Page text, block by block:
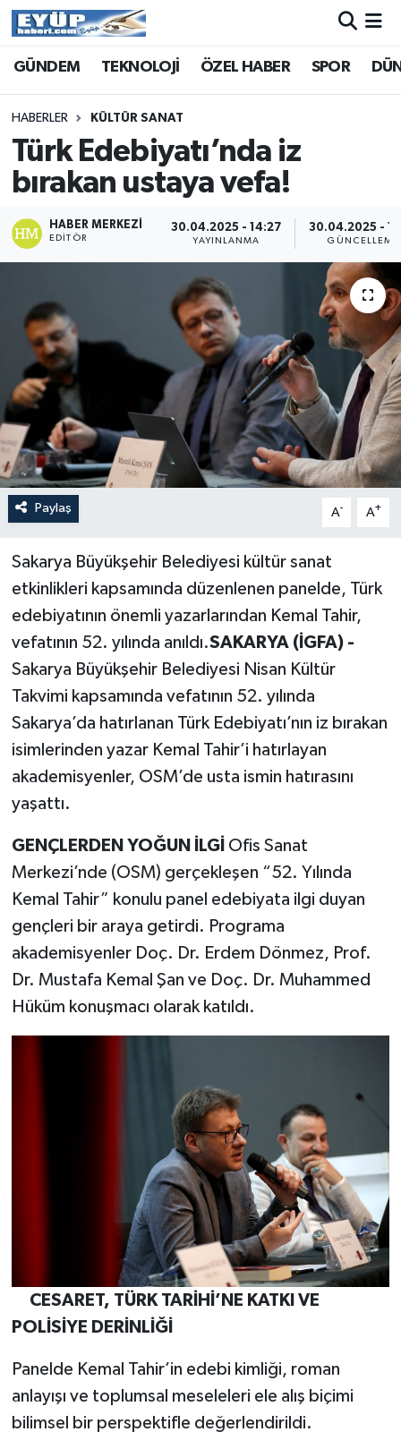
GÜNDEM TEKNOLOJİ ÖZEL HABER SPOR
HABERLER KÜLTÜR SANAT
Türk Edebiyatı’nda iz
bırakan ustaya vefa!
HABER MERKEZI
EDITÖR
30.04.2025 - 14:27
YAYINLANMA
30.04.2025 -
GÜNCELLEME
Paylaş A- A+
Sakarya Büyükşehir Belediyesi kültür sanat
etkinlikleri kapsamında düzenlenen panelde, Türk
edebiyatının önemli yazarlarından Kemal Tahir,
vefatının 52. yılında anıldı.SAKARYA (İGFA) -
Sakarya Büyükşehir Belediyesi Nisan Kültür
Takvimi kapsamında vefatının 52. yılında
Sakarya’da hatırlanan Türk Edebiyatı’nın iz bırakan
isimlerinden yazar Kemal Tahir’i hatırlayan
akademisyenler, OSM’de usta ismin hatırasını
yaşattı.
GENÇLERDEN YOĞUN İLGİ Ofis Sanat
Merkezi’nde (OSM) gerçekleşen “52. Yılında
Kemal Tahir” konulu panel edebiyata ilgi duyan
gençleri bir araya getirdi. Programa
akademisyenler Doç. Dr. Erdem Dönmez, Prof.
Dr. Mustafa Kemal Şan ve Doç. Dr. Muhammed
Hüküm konuşmacı olarak katıldı.
CESARET, TÜRK TARİHİ’NE KATKI VE
POLİSİYE DERİNLİĞİ
Panelde Kemal Tahir’in edebi kimliği, roman
anlayışı ve toplumsal meseleleri ele alış biçimi
bilimsel bir perspektifle değerlendirildi.